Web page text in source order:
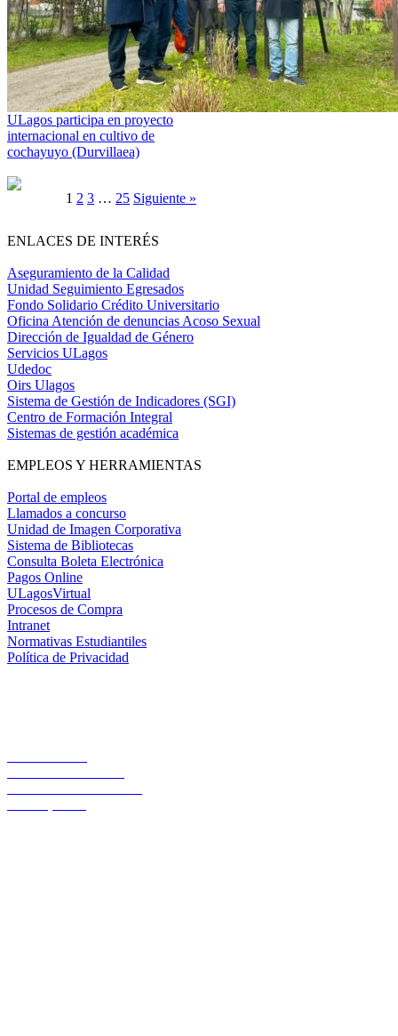
ULagos participa en proyecto
internacional en cultivo de
cochayuyo (Durvillaea)
1 2 3 … 25 Siguiente »
ENLACES DE INTERÉS
Aseguramiento de la Calidad
Unidad Seguimiento Egresados
Fondo Solidario Crédito Universitario
Oficina Atención de denuncias Acoso Sexual
Dirección de Igualdad de Género
Servicios ULagos
Udedoc
Oirs Ulagos
Sistema de Gestión de Indicadores (SGI)
Centro de Formación Integral
Sistemas de gestión académica
EMPLEOS Y HERRAMIENTAS
Portal de empleos
Llamados a concurso
Unidad de Imagen Corporativa
Sistema de Bibliotecas
Consulta Boleta Electrónica
Pagos Online
ULagosVirtual
Procesos de Compra
Intranet
Normativas Estudiantiles
Política de Privacidad